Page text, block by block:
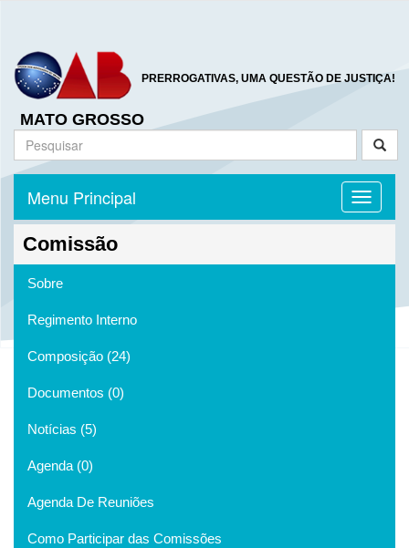
PRERROGATIVAS, UMA QUESTÃO DE JUSTIÇA!
MATO GROSSO
Toggle
Menu Principal
Comissão
Sobre
Regimento Interno
Composição (24)
Documentos (0)
Notícias (5)
Agenda (0)
Agenda De Reuniões
Como Participar das Comissões